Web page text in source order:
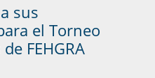
sus
el Torneo
FEHGRA